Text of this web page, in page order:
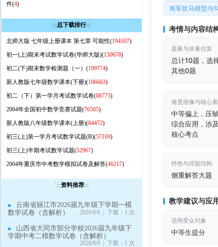
件(4)
:::总下载排行:::
北师大版 七年级上册课本 第七章 可能性(194107)
初一(上)期末考试数学试卷(华师大版)(150678)
初二(下)期末数学检测题（一）(109774)
新人教版七年级数学课本(下册)(106663)
初二（下）第一学月考试数学试卷(88773)
2004年全国初中数学竞赛试题(76505)
新人教版八年级数学课本(上册)(64472)
初三(上)第一学月考试数学试题(B)(57169)
初三(上)半期考试数学试题(52967)
2004年重庆市中考数学模拟试卷及解答(46217)
`:::资料推荐:::
云南省丽江市2026届九年级下学期一模
数学试卷（含解析）
2026/8/6 | 下载：1 次
山西省大同市部分学校2026届九年级下
学期中考二模数学试卷（含解析）
2026/8/6 | 下载：1 次
将军饮马模型与
考情与内容结
题量与体量估算
总计10题，选
其他0题
难度画像与核心
中等偏上，压
综合应用，涉
核心考点
特色与排版结构
侧重解答大题
教学建议与应
适用受众对象
中等生提分